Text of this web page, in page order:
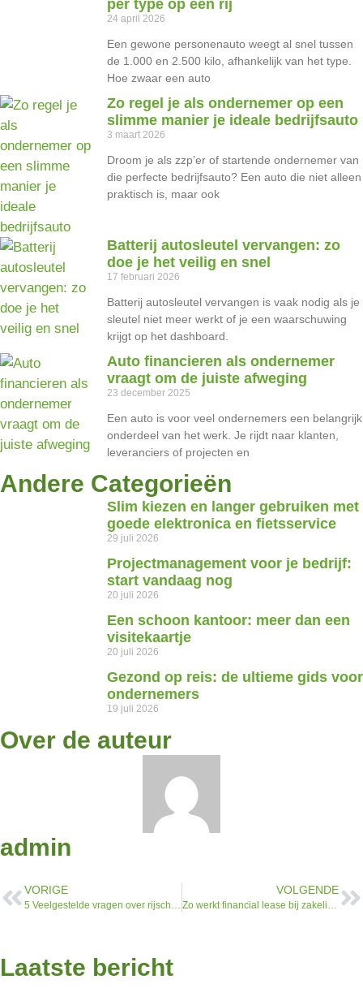
per type op een rij
24 april 2026
Een gewone personenauto weegt al snel tussen
de 1.000 en 2.500 kilo, afhankelijk van het type.
Hoe zwaar een auto
Zo regel je als ondernemer op een
slimme manier je ideale bedrijfsauto
3 maart 2026
Droom je als zzp’er of startende ondernemer van
die perfecte bedrijfsauto? Een auto die niet alleen
praktisch is, maar ook
Batterij autosleutel vervangen: zo
doe je het veilig en snel
17 februari 2026
Batterij autosleutel vervangen is vaak nodig als je
sleutel niet meer werkt of je een waarschuwing
krijgt op het dashboard.
Auto financieren als ondernemer
vraagt om de juiste afweging
23 december 2025
Een auto is voor veel ondernemers een belangrijk
onderdeel van het werk. Je rijdt naar klanten,
leveranciers of projecten en
Andere Categorieën
Slim kiezen en langer gebruiken met
goede elektronica en fietsservice
29 juli 2026
Projectmanagement voor je bedrijf:
start vandaag nog
20 juli 2026
Een schoon kantoor: meer dan een
visitekaartje
20 juli 2026
Gezond op reis: de ultieme gids voor
ondernemers
19 juli 2026
Over de auteur
admin
VORIGE
5 Veelgestelde vragen over rijscholen in Utrecht
VOLGENDE
Zo werkt financial lease bij zakelijke voertuigen
Laatste bericht